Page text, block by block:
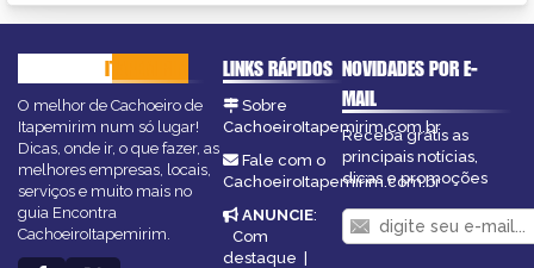
ITAPEMIRIM
O melhor de Cachoeiro de
Itapemirim num só lugar!
Dicas, onde ir, o que fazer, as
melhores empresas, locais,
serviços e muito mais no
guia Encontra
CachoeiroItapemirim.
LINKS RÁPIDOS
Sobre
CachoeiroItapemirim.com.br
Fale com o
CachoeiroItapemirim.com.br
ANUNCIE:
Com
destaque |
NOVIDADES POR E-
MAIL
Receba grátis as
principais notícias,
dicas e promoções